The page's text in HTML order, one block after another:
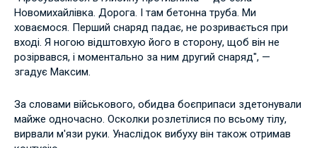
Новомихайлівка. Дорога. І там бетонна труба. Ми
ховаємося. Перший снаряд падає, не розривається при
вході. Я ногою відштовхую його в сторону, щоб він не
розірвався, і моментально за ним другий снаряд", —
згадує Максим.
За словами військового, обидва боєприпаси здетонували
майже одночасно. Осколки розлетілися по всьому тілу,
вирвали м'язи руки. Унаслідок вибуху він також отримав